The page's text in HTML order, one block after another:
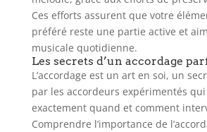
Ces efforts assurent que votre
préféré reste une partie active et
musicale quotidienne.
Les secrets d’un accordage
L’accordage est un art en soi, un
par les accordeurs expérimentés
exactement quand et comment
Comprendre l’importance de